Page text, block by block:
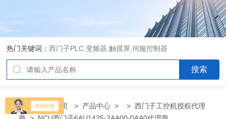
热门关键词：西门子PLC,变频器,触摸屏,伺服控制器
当前位置：首页 > 产品中心 > >西门子工控机授权代理